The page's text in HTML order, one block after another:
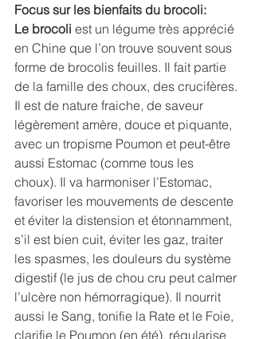
Focus sur les bienfaits du brocoli:
Le brocoli est un légume très apprécié
en Chine que l’on trouve souvent sous
forme de brocolis feuilles. Il fait partie
de la famille des choux, des crucifères.
Il est de nature fraiche, de saveur
légèrement amère, douce et piquante,
avec un tropisme Poumon et peut-être
aussi Estomac (comme tous les
choux). Il va harmoniser l’Estomac,
favoriser les mouvements de descente
et éviter la distension et étonnamment,
s’il est bien cuit, éviter les gaz, traiter
les spasmes, les douleurs du système
digestif (le jus de chou cru peut calmer
l’ulcère non hémorragique). Il nourrit
aussi le Sang, tonifie la Rate et le Foie,
clarifie le Poumon (en été), régularise